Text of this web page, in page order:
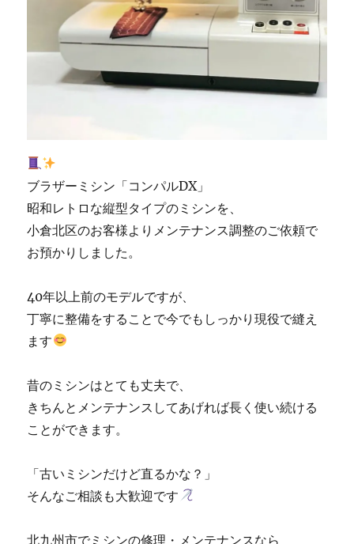
州
市
の
シ
販
専
門
店
「ミ
シ
生
活」
☆
に
ブラザーミシン「コンパルDX」
昭和レトロな縦型タイプのミシンを、
小倉北区のお客様よりメンテナンス調整のご依頼で
お預かりしました。
40年以上前のモデルですが、
丁寧に整備をすることで今でもしっかり現役で縫え
ます
昔のミシンはとても丈夫で、
きちんとメンテナンスしてあげれば長く使い続ける
ことができます。
「古いミシンだけど直るかな？」
そんなご相談も大歓迎です
北九州市でミシンの修理・メンテナンスなら